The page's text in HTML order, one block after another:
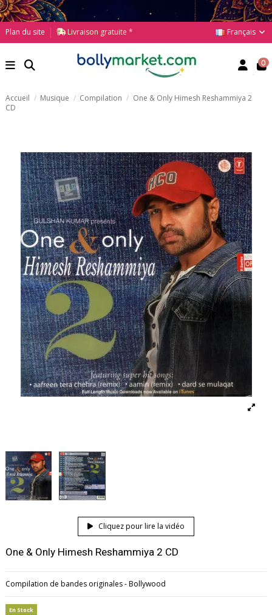
Plan du site Livraison gratuite * Français
0
Accueil Musique Compilation
One & Only Himesh Reshammiya 2
CD
Cliquez pour lire la vidéo
One & Only Himesh Reshammiya 2 CD
Compilation de bandes originales - Bollywood
En Stock